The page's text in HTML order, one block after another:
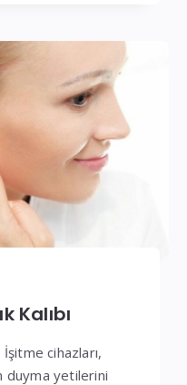
Kalıbı
İşitme cihazları,
duyma yetilerini